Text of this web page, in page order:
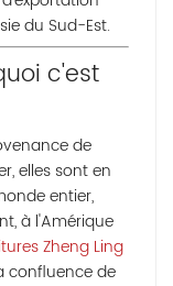
du Sud-Est.
c'est
de
elles sont en
entier,
à l'Amérique
Zheng Ling
confluence de